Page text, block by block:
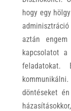
hogy egy
aztán
kapcsolatot
feladatokat.
döntéseket